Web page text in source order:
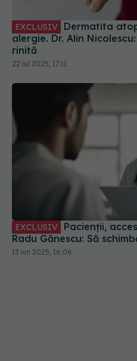
EXCLUSIV
alergie. Dr. Alin
rinită
22 iul 2025, 17:11
EXCLUSIV
Radu Gănescu: Să
13 iun 2025, 16:06